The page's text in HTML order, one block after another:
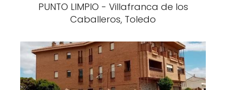
PUNTO LIMPIO - Villafranca de los
Caballeros, Toledo